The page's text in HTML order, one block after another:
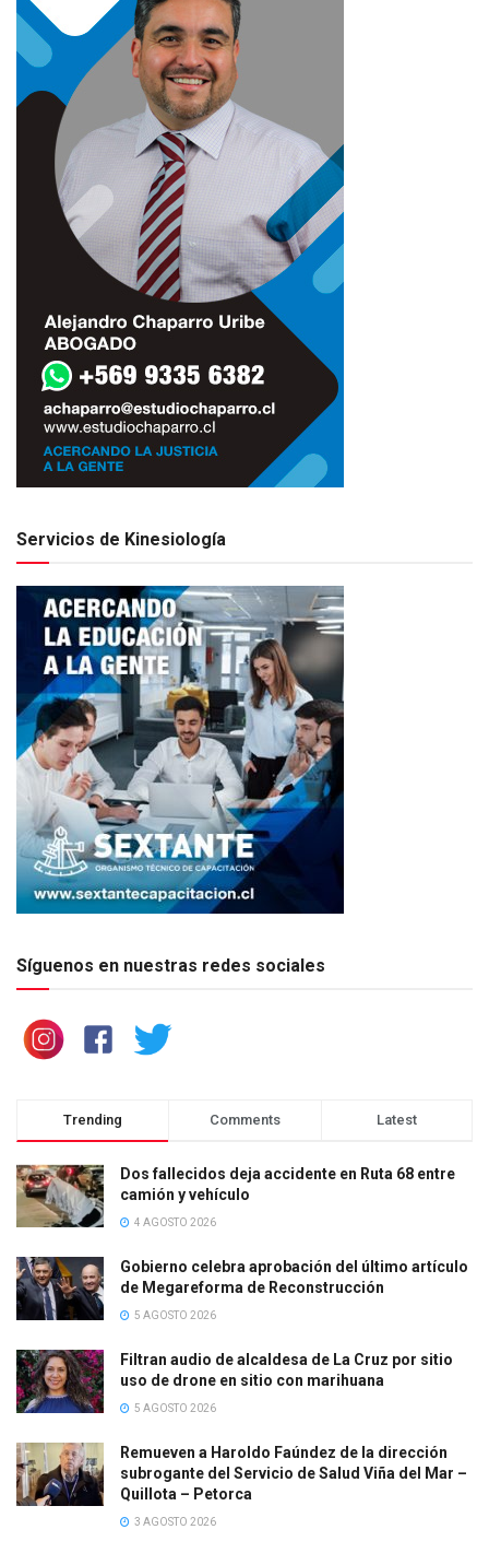
Servicios de Kinesiología
Síguenos en nuestras redes sociales
Trending Comments Latest
Dos fallecidos deja accidente en Ruta 68 entre
camión y vehículo
4 AGOSTO 2026
Gobierno celebra aprobación del último artículo
de Megareforma de Reconstrucción
5 AGOSTO 2026
Filtran audio de alcaldesa de La Cruz por sitio
uso de drone en sitio con marihuana
5 AGOSTO 2026
Remueven a Haroldo Faúndez de la dirección
subrogante del Servicio de Salud Viña del Mar –
Quillota – Petorca
3 AGOSTO 2026